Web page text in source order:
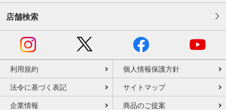
店舗検索
利用規約 個人情報保護方針
法令に基づく表記 サイトマップ
企業情報 商品のご提案